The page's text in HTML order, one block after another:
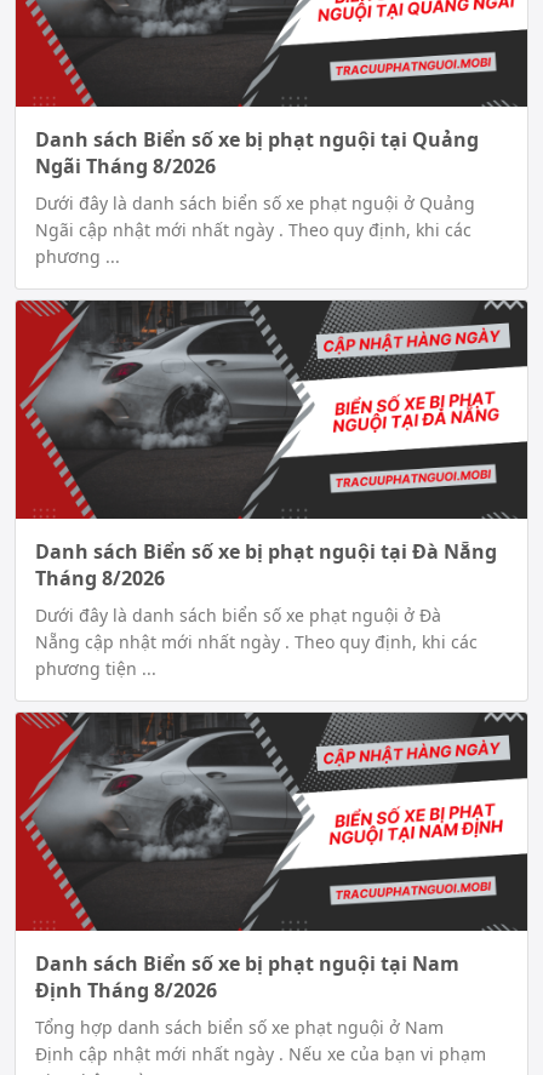
Danh sách Biển số xe bị phạt nguội tại Quảng
Ngãi Tháng 8/2026
Dưới đây là danh sách biển số xe phạt nguội ở Quảng
Ngãi cập nhật mới nhất ngày . Theo quy định, khi các
phương ...
Danh sách Biển số xe bị phạt nguội tại Đà Nẵng
Tháng 8/2026
Dưới đây là danh sách biển số xe phạt nguội ở Đà
Nẵng cập nhật mới nhất ngày . Theo quy định, khi các
phương tiện ...
Danh sách Biển số xe bị phạt nguội tại Nam
Định Tháng 8/2026
Tổng hợp danh sách biển số xe phạt nguội ở Nam
Định cập nhật mới nhất ngày . Nếu xe của bạn vi phạm